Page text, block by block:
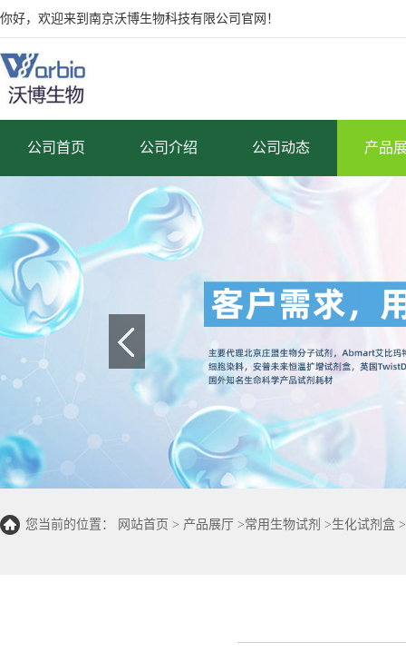
你好，欢迎来到南京沃博生物科技有限公司官网！
公司首页 公司介绍 公司动态 产品
您当前的位置： 网站首页 > 产品展厅 >常用生物试剂 >生化试剂盒 >